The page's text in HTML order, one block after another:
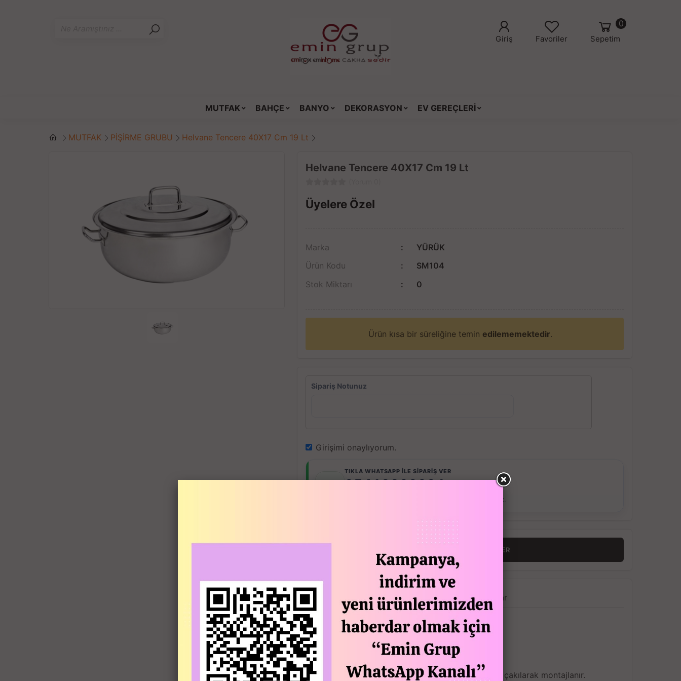
Sepetim
0
Favoriler
Giriş
MUTFAK BAHÇE BANYO DEKORASYON EV GEREÇLERİ
MUTFAK PİŞİRME GRUBU Helvane Tencere 40X17 Cm 19 Lt
Helvane Tencere 40X17 Cm 19 Lt
Üyelere Özel
Marka
YÜRÜK
Ürün Kodu
SM104
Stok Miktarı
0
Ürün kısa bir süreliğine temin edilememektedir.
Sipariş Notunuz
Girişimi onaylıyorum.
TIKLA WHATSAPP İLE SİPARİŞ VER
05413802001
7x24 Whatsapp Üzerinden de Sipariş Verebilirsiniz.
STOGA GIRINCE HABER VER
Açıklama Yorumlar
Çelik Helvane Tencere
Çap: 40 cm
Yükseklik: 17 cm
Hacim: 19 Lt
Taban kısımları özel olarak yüksek tonajlı preslerde çakılarak montajlanır.